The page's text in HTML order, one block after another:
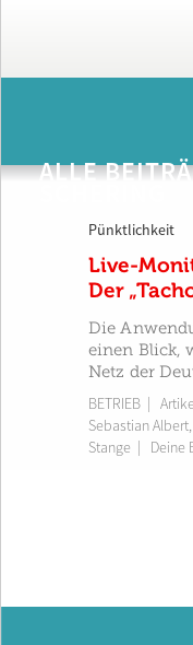
ALLE
Pünktlichkeit
Live-
Der
Die
einen Blick,
Netz der
BETRIEB |
Sebastian Albert,
Stange
Deine